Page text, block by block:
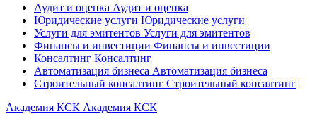
Аудит и оценка Аудит и оценка
Юридические услуги Юридические услуги
Услуги для эмитентов Услуги для эмитентов
Финансы и инвестиции Финансы и инвестиции
Консалтинг Консалтинг
Автоматизация бизнеса Автоматизация бизнеса
Строительный консалтинг Строительный консалтинг
Академия КСК Академия КСК